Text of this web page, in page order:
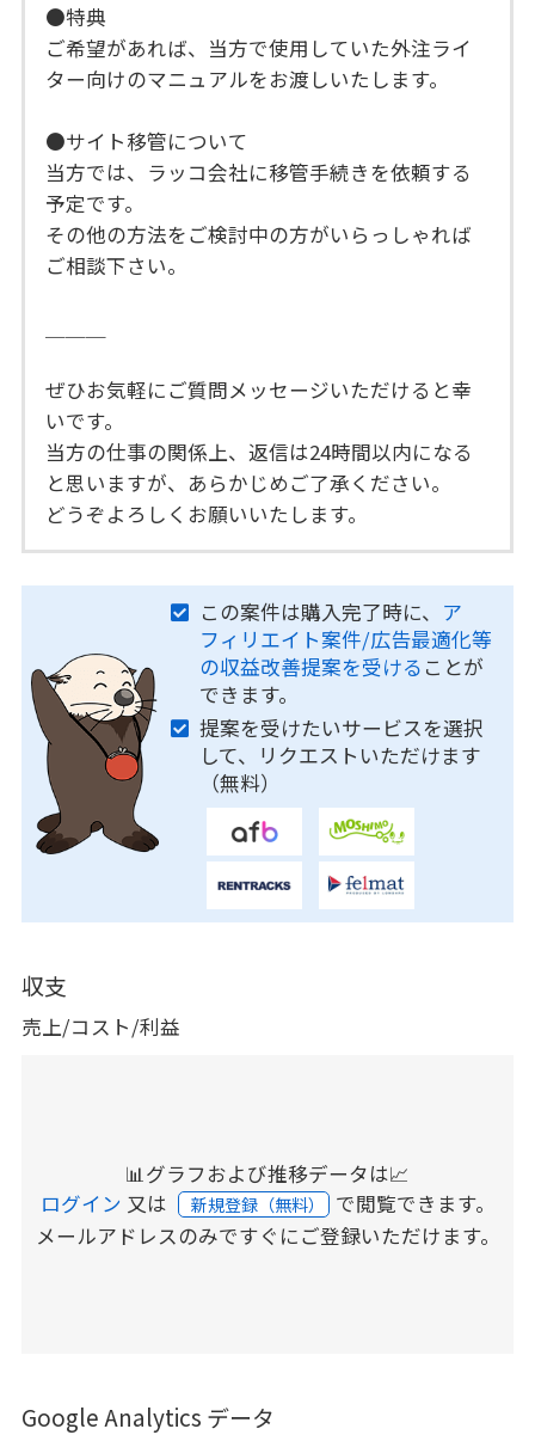
●特典
ご希望があれば、当方で使用していた外注ライ
ター向けのマニュアルをお渡しいたします。
●サイト移管について
当方では、ラッコ会社に移管手続きを依頼する
予定です。
その他の方法をご検討中の方がいらっしゃれば
ご相談下さい。
ぜひお気軽にご質問メッセージいただけると幸
いです。
当方の仕事の関係上、返信は24時間以内になる
と思いますが、あらかじめご了承ください。
どうぞよろしくお願いいたします。
この案件は購入完了時に、 ア
フィリエイト案件/広告最適化等
の収益改善提案を受ける ことが
できます。
提案を受けたいサービスを選択
して、リクエストいただけます
（無料）
収支
売上/コスト/利益
📊グラフおよび推移データは📈
ログイン 又は 新規登録（無料） で閲覧できます。
メールアドレスのみですぐにご登録いただけます。
Google Analytics データ